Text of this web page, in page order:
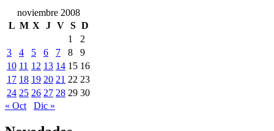
noviembre 2008
L M X J V S D
1
2
3
4 5 6 7 8
9
10 11 12 13 14 15 16
17 18 19 20 21 22 23
24 25 26 27 28 29 30
« Oct
Dic »